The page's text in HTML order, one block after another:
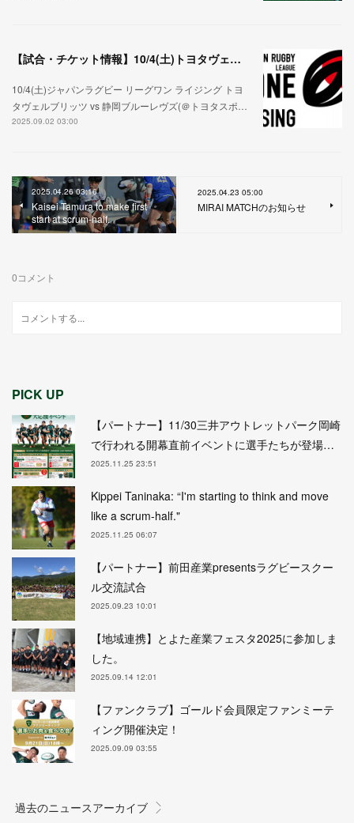
【試合・チケット情報】10/4(土)トヨタヴェルブリッツ VS 静岡ブルーレヴズ
10/4(土)ジャパンラグビー リーグワン ライジング トヨ
タヴェルブリッツ vs 静岡ブルーレヴズ(＠トヨタスポ…
2025.09.02 03:00
2025.04.26 03:16
Kaisei Tamura to make first
start at scrum-half.
2025.04.23 05:00
MIRAI MATCHのお知らせ
0コメント
PICK UP
【パートナー】11/30三井アウトレットパーク岡崎
で行われる開幕直前イベントに選手たちが登場…
2025.11.25 23:51
Kippei Taninaka: “I'm starting to think and move
like a scrum-half."
2025.11.25 06:07
【パートナー】前田産業presentsラグビースクー
ル交流試合
2025.09.23 10:01
【地域連携】とよた産業フェスタ2025に参加しま
した。
2025.09.14 12:01
【ファンクラブ】ゴールド会員限定ファンミーテ
ィング開催決定！
2025.09.09 03:55